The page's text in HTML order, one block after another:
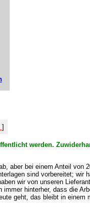
]
werden.
aber bei einem Anteil von
sind vorbereitet; wir
wir von unseren
hinterher, dass die
geht, das bleibt in